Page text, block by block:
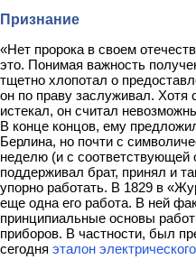
Признание
«Нет пророка в своем
это. Понимая важность
тщетно хлопотал о
он по праву заслуживал. Хотя
истекал, он считал
В конце концов, ему
Берлина, но почти с
неделю (и с соответствующей
поддерживал брат, принял и
упорно работать. В 1829 в
еще одна его работа. В ней
принципиальные основы
приборов. В частности, был
сегодня эталон